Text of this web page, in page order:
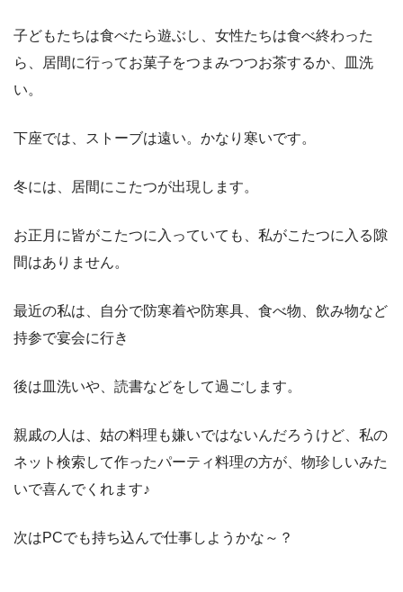
子どもたちは食べたら遊ぶし、女性たちは食べ終わった
ら、居間に行ってお菓子をつまみつつお茶するか、皿洗
い。
下座では、ストーブは遠い。かなり寒いです。
冬には、居間にこたつが出現します。
お正月に皆がこたつに入っていても、私がこたつに入る隙
間はありません。
最近の私は、自分で防寒着や防寒具、食べ物、飲み物など
持参で宴会に行き
後は皿洗いや、読書などをして過ごします。
親戚の人は、姑の料理も嫌いではないんだろうけど、私の
ネット検索して作ったパーティ料理の方が、物珍しいみた
いで喜んでくれます♪
次はPCでも持ち込んで仕事しようかな～？